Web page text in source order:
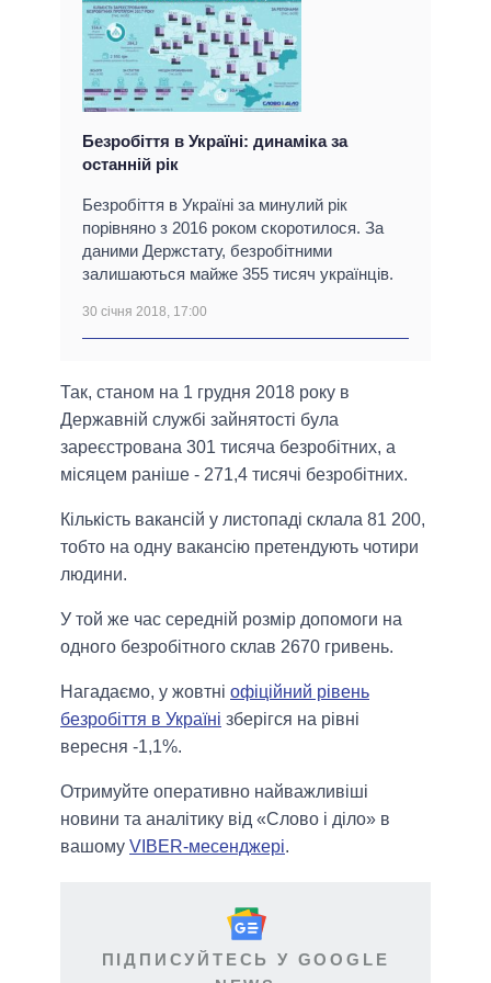
Безробіття в Україні: динаміка за
останній рік
Безробіття в Україні за минулий рік
порівняно з 2016 роком скоротилося. За
даними Держстату, безробітними
залишаються майже 355 тисяч українців.
30 січня 2018, 17:00
Так, станом на 1 грудня 2018 року в
Державній службі зайнятості була
зареєстрована 301 тисяча безробітних, а
місяцем раніше - 271,4 тисячі безробітних.
Кількість вакансій у листопаді склала 81 200,
тобто на одну вакансію претендують чотири
людини.
У той же час середній розмір допомоги на
одного безробітного склав 2670 гривень.
Нагадаємо, у жовтні офіційний рівень
безробіття в Україні зберігся на рівні
вересня -1,1%.
Отримуйте оперативно найважливіші
новини та аналітику від «Слово і діло» в
вашому VIBER-месенджері.
ПІДПИСУЙТЕСЬ У GOOGLE